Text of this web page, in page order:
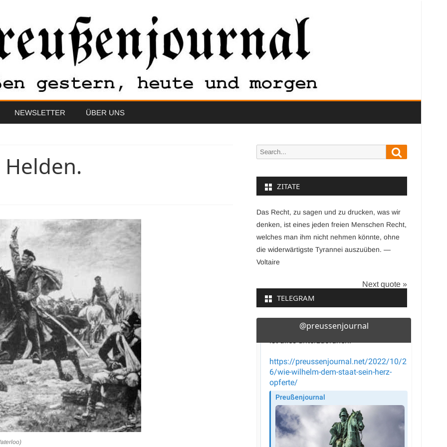
to
NEWSLETTER ÜBER UNS
Search
ZITATE
Das Recht, zu sagen und zu drucken, was wir
denken, ist eines jeden freien Menschen Recht,
welches man ihm nicht nehmen könnte, ohne
die widerwärtigste Tyrannei auszuüben. —
Voltaire
Next quote »
TELEGRAM
@preussenjournal